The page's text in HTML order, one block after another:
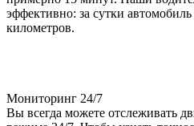
эффективно: за сутки
километров.
Мониторинг 24/7
Вы всегда можете отслеживать